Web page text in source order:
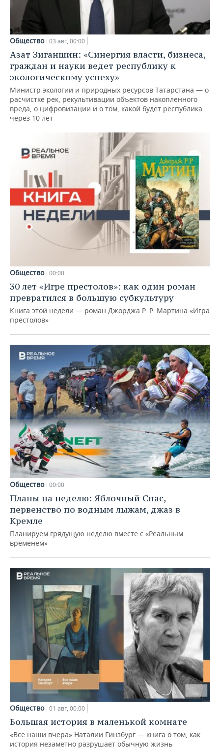
Общество 03 авг, 00:00
Азат Зиганшин: «Синергия власти, бизнеса,
граждан и науки ведет республику к
экологическому успеху»
Министр экологии и природных ресурсов Татарстана — о
расчистке рек, рекультивации объектов накопленного
вреда, о цифровизации и о том, какой будет республика
через 10 лет
Общество 00:00
30 лет «Игре престолов»: как один роман
превратился в большую субкультуру
Книга этой недели — роман Джорджа Р. Р. Мартина «Игра
престолов»
Общество 00:00
Планы на неделю: Яблочный Спас,
первенство по водным лыжам, джаз в
Кремле
Планируем грядущую неделю вместе с «Реальным
временем»
Общество 01 авг, 00:00
Большая история в маленькой комнате
«Все наши вчера» Наталии Гинзбург — книга о том, как
история незаметно разрушает обычную жизнь